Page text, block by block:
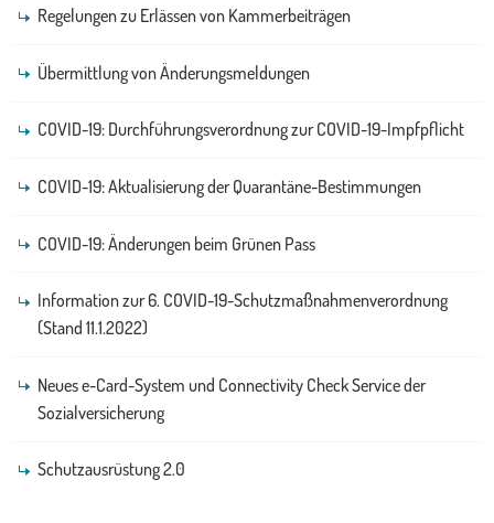
Regelungen zu Erlässen von Kammerbeiträgen
Übermittlung von Änderungsmeldungen
COVID-19: Durchführungsverordnung zur COVID-19-Impfpflicht
COVID-19: Aktualisierung der Quarantäne-Bestimmungen
COVID-19: Änderungen beim Grünen Pass
Information zur 6. COVID-19-Schutzmaßnahmenverordnung
(Stand 11.1.2022)
Neues e-Card-System und Connectivity Check Service der
Sozialversicherung
Schutzausrüstung 2.0